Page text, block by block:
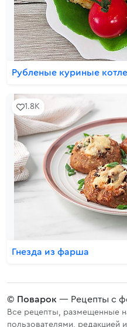
Рубленые куриные
1.8K
Гнезда из фарша
© Поварок — Рецепты с
Все рецепты, размещенные
пользователями, редакцией